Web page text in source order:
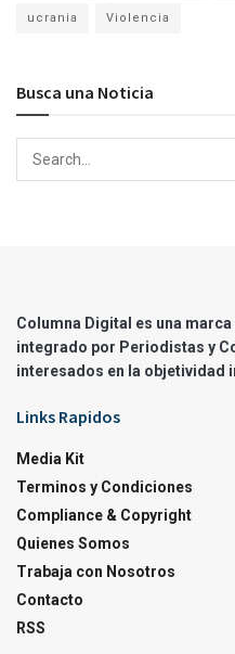
ucrania Violencia
Busca una Noticia
Columna Digital es una
integrado por Periodistas y
interesados en la objetividad
Links Rapidos
Media Kit
Terminos y Condiciones
Compliance & Copyright
Quienes Somos
Trabaja con Nosotros
Contacto
RSS